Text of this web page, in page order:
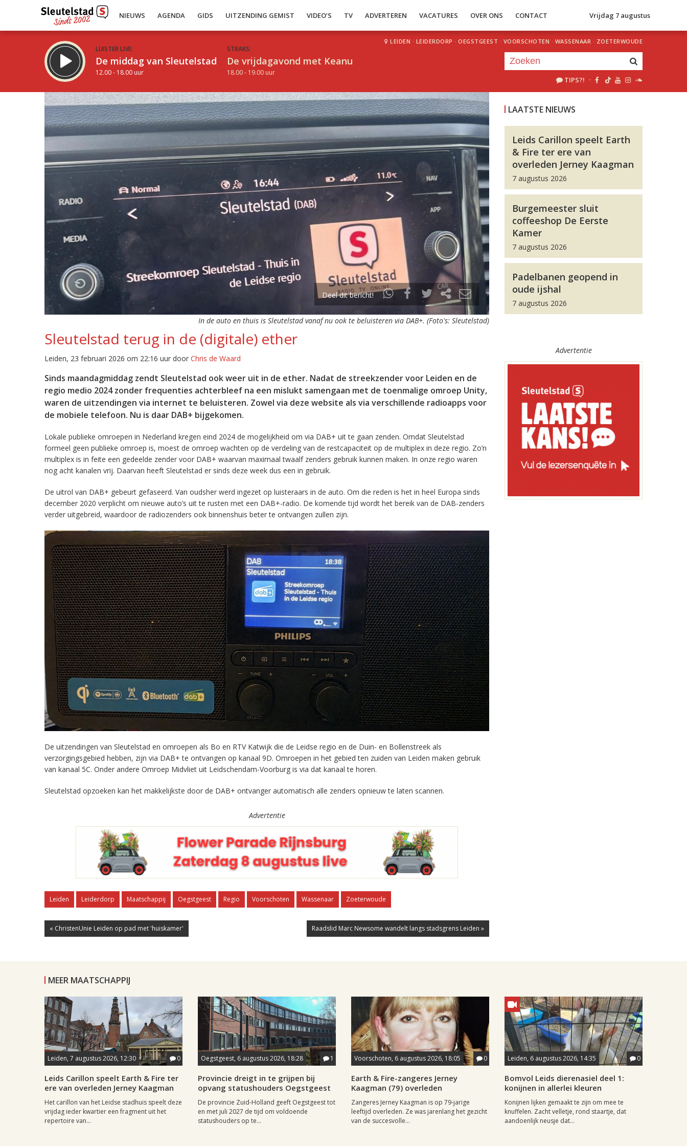
NIEUWS AGENDA GIDS UITZENDING GEMIST VIDEO’S TV ADVERTEREN VACATURES OVER ONS CONTACT Vrijdag 7 augustus
LUISTER LIVE:
De middag van Sleutelstad
12.00 - 18.00 uur
STRAKS:
De vrijdagavond met Keanu
18.00 - 19.00 uur
LEIDEN · LEIDERDORP · OEGSTGEEST · VOORSCHOTEN · WASSENAAR · ZOETERWOUDE
TIPS?! ·
Deel dit bericht!
In de auto en thuis is Sleutelstad vanaf nu ook te beluisteren via DAB+. (Foto's: Sleutelstad)
Sleutelstad terug in de (digitale) ether
Leiden, 23 februari 2026 om 22:16 uur door Chris de Waard
Sinds maandagmiddag zendt Sleutelstad ook weer uit in de ether. Nadat de streekzender voor Leiden en de
regio medio 2024 zonder frequenties achterbleef na een mislukt samengaan met de toenmalige omroep Unity,
waren de uitzendingen via internet te beluisteren. Zowel via deze website als via verschillende radioapps voor
de mobiele telefoon. Nu is daar DAB+ bijgekomen.
Lokale publieke omroepen in Nederland kregen eind 2024 de mogelijkheid om via DAB+ uit te gaan zenden. Omdat Sleutelstad
formeel geen publieke omroep is, moest de omroep wachten op de verdeling van de restcapaciteit op de multiplex in deze regio. Zo’n
multiplex is in feite een gedeelde zender voor DAB+ waarvan maximaal twaalf zenders gebruik kunnen maken. In onze regio waren
nog acht kanalen vrij. Daarvan heeft Sleutelstad er sinds deze week dus een in gebruik.
De uitrol van DAB+ gebeurt gefaseerd. Van oudsher werd ingezet op luisteraars in de auto. Om die reden is het in heel Europa sinds
december 2020 verplicht om nieuwe auto’s uit te rusten met een DAB+-radio. De komende tijd wordt het bereik van de DAB-zenders
verder uitgebreid, waardoor de radiozenders ook binnenshuis beter te ontvangen zullen zijn.
De uitzendingen van Sleutelstad en omroepen als Bo en RTV Katwijk die de Leidse regio en de Duin- en Bollenstreek als
verzorgingsgebied hebben, zijn via DAB+ te ontvangen op kanaal 9D. Omroepen in het gebied ten zuiden van Leiden maken gebruik
van kanaal 5C. Onder andere Omroep Midvliet uit Leidschendam-Voorburg is via dat kanaal te horen.
Sleutelstad opzoeken kan het makkelijkste door de DAB+ ontvanger automatisch alle zenders opnieuw te laten scannen.
Advertentie
Leiden Leiderdorp Maatschappij Oegstgeest Regio Voorschoten Wassenaar Zoeterwoude
« ChristenUnie Leiden op pad met 'huiskamer' Raadslid Marc Newsome wandelt langs stadsgrens Leiden »
LAATSTE NIEUWS
Leids Carillon speelt Earth
& Fire ter ere van
overleden Jerney Kaagman
7 augustus 2026
Burgemeester sluit
coffeeshop De Eerste
Kamer
7 augustus 2026
Padelbanen geopend in
oude ijshal
7 augustus 2026
Advertentie
MEER MAATSCHAPPIJ
Leiden, 7 augustus 2026, 12:30 0
Leids Carillon speelt Earth & Fire ter
ere van overleden Jerney Kaagman
Het carillon van het Leidse stadhuis speelt deze
vrijdag ieder kwartier een fragment uit het
repertoire van...
Oegstgeest, 6 augustus 2026, 18:28 1
Provincie dreigt in te grijpen bij
opvang statushouders Oegstgeest
De provincie Zuid-Holland geeft Oegstgeest tot
en met juli 2027 de tijd om voldoende
statushouders op te...
Voorschoten, 6 augustus 2026, 18:05 0
Earth & Fire-zangeres Jerney
Kaagman (79) overleden
Zangeres Jerney Kaagman is op 79-jarige
leeftijd overleden. Ze was jarenlang het gezicht
van de succesvolle...
Leiden, 6 augustus 2026, 14:35 0
Bomvol Leids dierenasiel deel 1:
konijnen in allerlei kleuren
Konijnen lijken gemaakt te zijn om mee te
knuffelen. Zacht velletje, rond staartje, dat
aandoenlijk neusje dat...